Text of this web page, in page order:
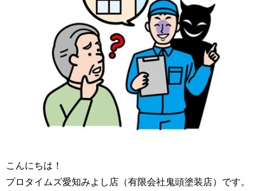
こんにちは！
プロタイムズ愛知みよし店（有限会社鬼頭塗装店）です。